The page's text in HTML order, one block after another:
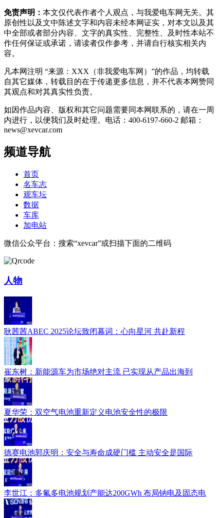
免责声明： 本文仅代表作者个人观点，与我爱电车网无关。其
原创性以及文中陈述文字和内容未经本网证实，对本文以及其
中全部或者部分内容、文字的真实性、完整性、及时性本站不
作任何保证或承诺，请读者仅作参考，并请自行核实相关内
容。
凡本网注明 “来源：XXX（非我爱电车网）”的作品，均转载
自其它媒体，转载目的在于传递更多信息，并不代表本网赞同
其观点和对其真实性负责。
如因作品内容、版权和其它问题需要同本网联系的，请在一周
内进行，以便我们及时处理。电话：400-6197-660-2 邮箱：
news@xevcar.com
频道导航
首页
名车志
观车坛
数据
车库
加电站
微信公众平台：搜索“xevcar”或扫描下面的二维码
人物
耿茜茜ABEC 2025论坛致闭幕词：心向星河 共赴新程
崔东树：新能源车为市场绝对主流 已实现从产品出海到
夏华荣：双空气电池重新定义电池安全性的极限
德赛电池郭庆明：安全与寿命成硬门槛 主动安全是国际
李世江：多氟多电池规划产能达200GWh 布局钠电及固态电